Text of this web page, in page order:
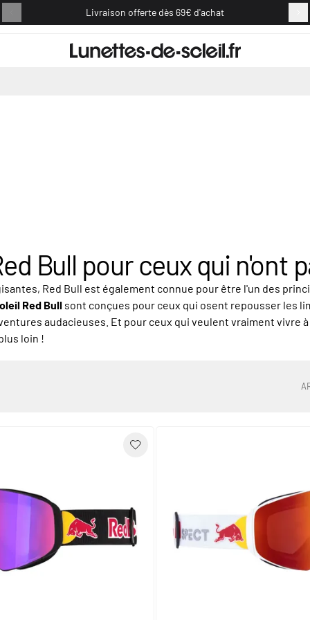
Livraison offerte dès 69€ d'achat
Bull pour ceux qui n'ont
Red Bull est également connue pour être l'un des
Red Bull sont conçues pour ceux qui osent repousser les
audacieuses. Et pour ceux qui veulent vraiment vivre
loin !